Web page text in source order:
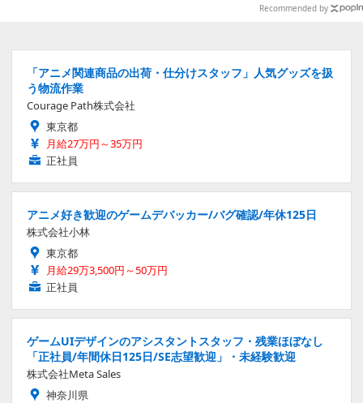
Recommended by
「アニメ関連商品の出荷・仕分けスタッフ」人気グッズを扱
う物流作業
Courage Path株式会社
東京都
月給27万円～35万円
正社員
アニメ好き歓迎のゲームデバッカー/バグ確認/年休125日
株式会社小林
東京都
月給29万3,500円～50万円
正社員
ゲームUIデザインのアシスタントスタッフ・残業ほぼなし
「正社員/年間休日125日/SE志望歓迎」・未経験歓迎
株式会社Meta Sales
神奈川県